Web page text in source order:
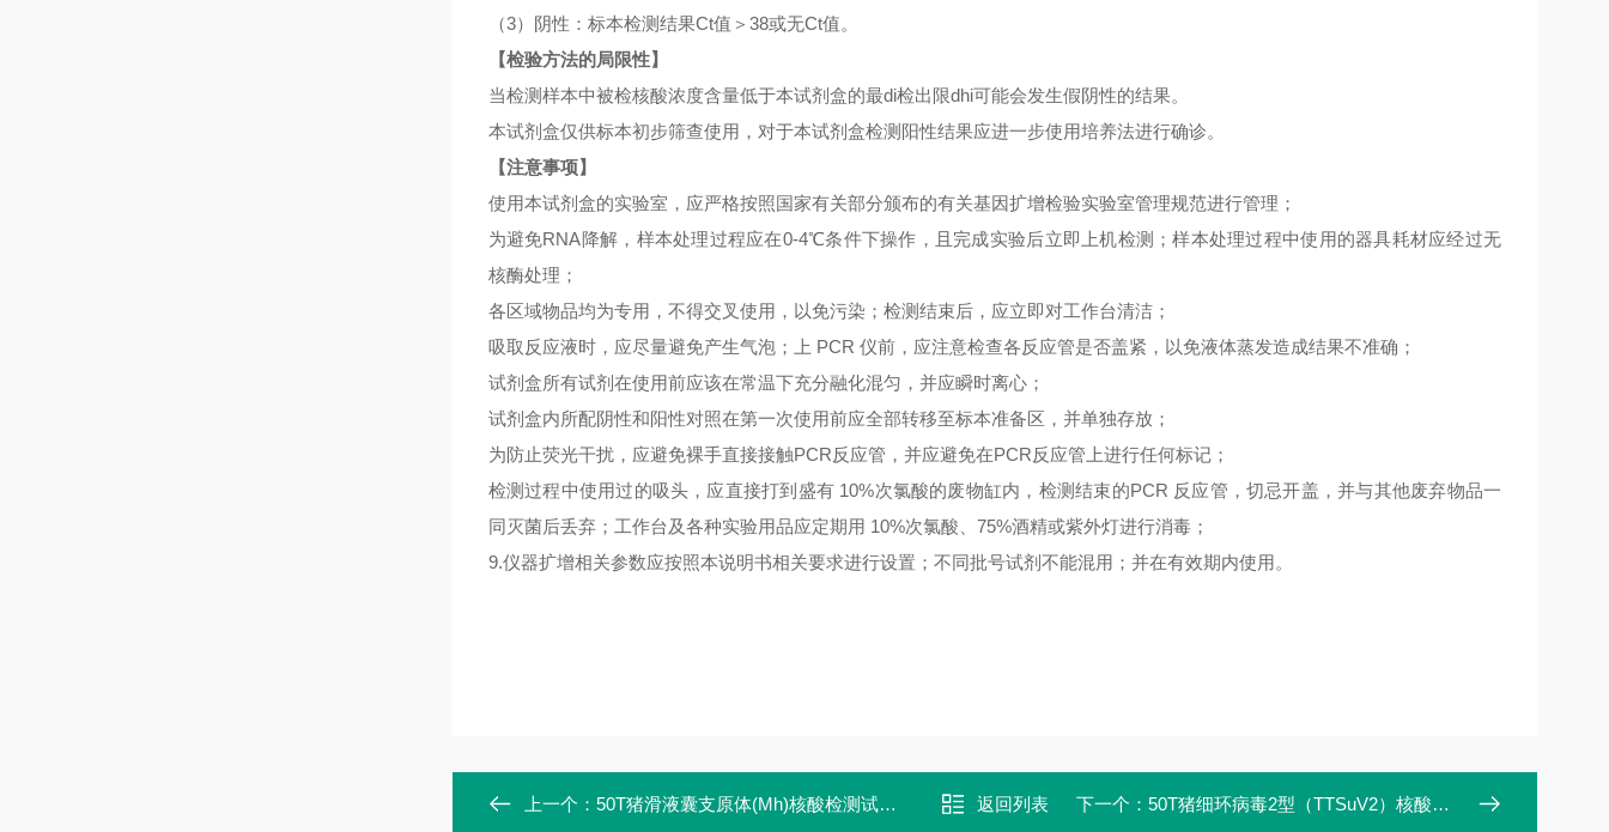
（3）阴性：标本检测结果Ct值＞38或无Ct值。
【检验方法的局限性】
当检测样本中被检核酸浓度含量低于本试剂盒的最di检出限dhi可能会发生假阴性的结果。
本试剂盒仅供标本初步筛查使用，对于本试剂盒检测阳性结果应进一步使用培养法进行确诊。
【注意事项】
使用本试剂盒的实验室，应严格按照国家有关部分颁布的有关基因扩增检验实验室管理规范进行管理；
为避免RNA降解，样本处理过程应在0-4℃条件下操作，且完成实验后立即上机检测；样本处理过程中使用的器具耗材应经过无
核酶处理；
各区域物品均为专用，不得交叉使用，以免污染；检测结束后，应立即对工作台清洁；
吸取反应液时，应尽量避免产生气泡；上 PCR 仪前，应注意检查各反应管是否盖紧，以免液体蒸发造成结果不准确；
试剂盒所有试剂在使用前应该在常温下充分融化混匀，并应瞬时离心；
试剂盒内所配阴性和阳性对照在第一次使用前应全部转移至标本准备区，并单独存放；
为防止荧光干扰，应避免裸手直接接触PCR反应管，并应避免在PCR反应管上进行任何标记；
检测过程中使用过的吸头，应直接打到盛有 10%次氯酸的废物缸内，检测结束的PCR 反应管，切忌开盖，并与其他废弃物品一
同灭菌后丢弃；工作台及各种实验用品应定期用 10%次氯酸、75%酒精或紫外灯进行消毒；
9.仪器扩增相关参数应按照本说明书相关要求进行设置；不同批号试剂不能混用；并在有效期内使用。
上一个： 50T猪滑液囊支原体(Mh)核酸检测试剂盒 返回列表 下一个： 50T猪细环病毒2型（TTSuV2）核酸检测试剂盒